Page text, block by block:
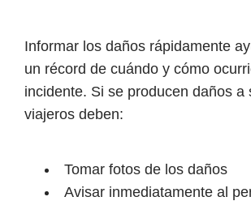
Informar los daños rápidamente
un récord de cuándo y cómo
incidente. Si se producen daños a
viajeros deben:
Tomar fotos de los daños
Avisar inmediatamente al